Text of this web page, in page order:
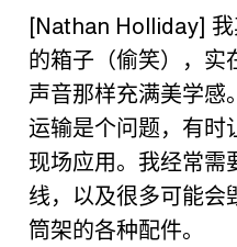
[Nathan Holliday]
的箱子（偷笑），实
声音那样充满美学感
运输是个问题，有时
现场应用。我经常需
线，以及很多可能会
筒架的各种配件。